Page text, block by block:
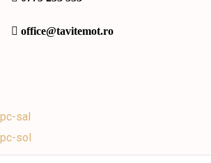
office@tavitemot.ro